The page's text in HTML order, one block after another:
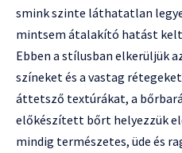
smink szinte láthatatlan
mintsem átalakító hatást
Ebben a stílusban elkerüljük
színeket és a vastag
áttetsző textúrákat, a
előkészített bőrt helyezzük
mindig természetes, üde és